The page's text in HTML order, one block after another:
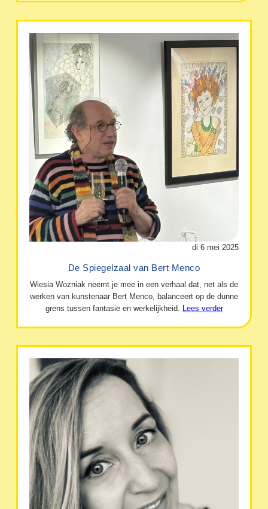
di 6 mei 2025
De Spiegelzaal van Bert Menco
Wiesia Wozniak neemt je mee in een verhaal dat, net als de
werken van kunstenaar Bert Menco, balanceert op de dunne
grens tussen fantasie en werkelijkheid. Lees verder